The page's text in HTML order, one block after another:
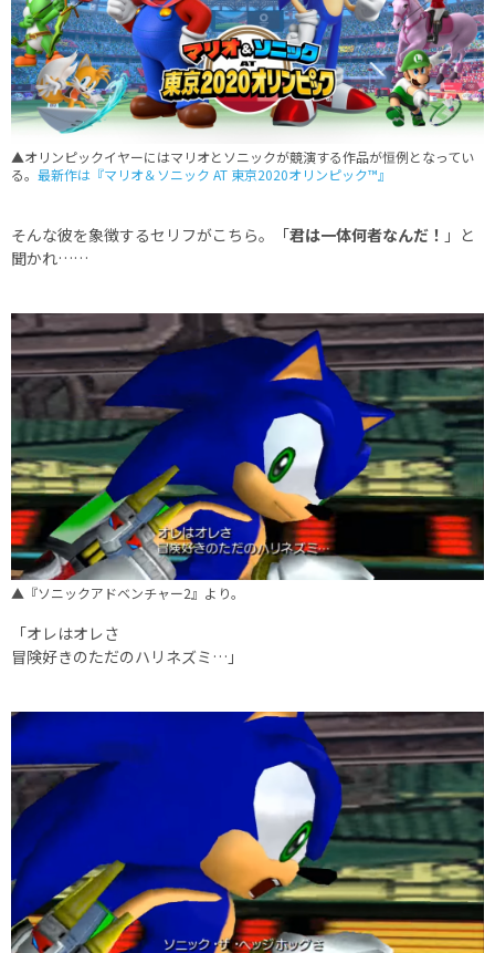
▲オリンピックイヤーにはマリオとソニックが競演する作品が恒例となってい
る。 最新作は『マリオ＆ソニック AT 東京2020オリンピック™』
そんな彼を象徴するセリフがこちら。「君は一体何者なんだ！ 」と
聞かれ……
▲『ソニックアドベンチャー2』より。
「オレはオレさ
冒険好きのただのハリネズミ…」